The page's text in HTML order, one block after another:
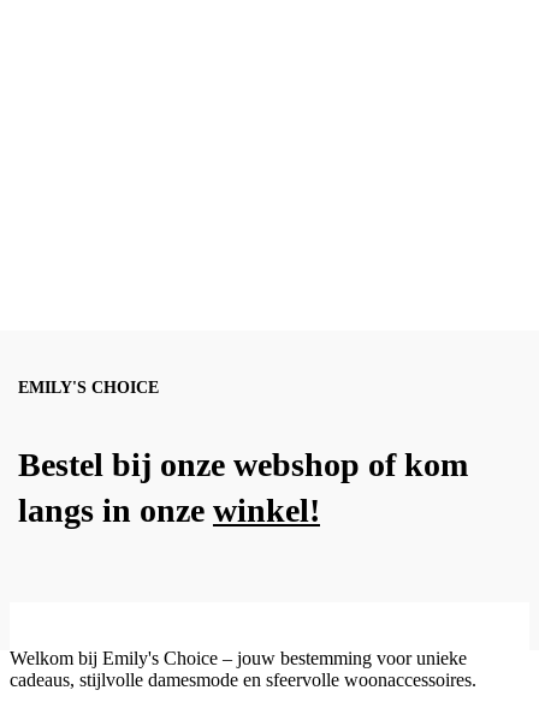
EMILY'S CHOICE
Bestel bij onze webshop of kom
langs in onze winkel!
Welkom bij Emily's Choice – jouw bestemming voor unieke
cadeaus, stijlvolle damesmode en sfeervolle woonaccessoires.